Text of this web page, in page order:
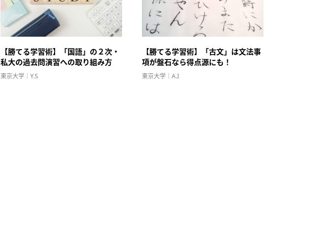
【勝てる学習術】「国語」の２次・
私大の過去問演習への取り組み方
東京大学｜Y.S
【勝てる学習術】「古文」は文法事
項が盤石なら得点源にも！
東京大学｜A.I